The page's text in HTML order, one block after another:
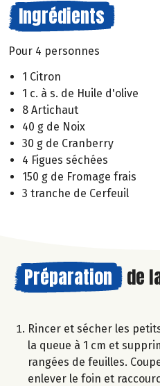
Ingrédients
Pour 4 personnes
1 Citron
1 c. à s. de Huile d'olive
8 Artichaut
40 g de Noix
30 g de Cranberry
4 Figues séchées
150 g de Fromage frais
3 tranche de Cerfeuil
Préparation de
Rincer et sécher les
la queue à 1 cm et
rangées de feuilles.
enlever le foin et